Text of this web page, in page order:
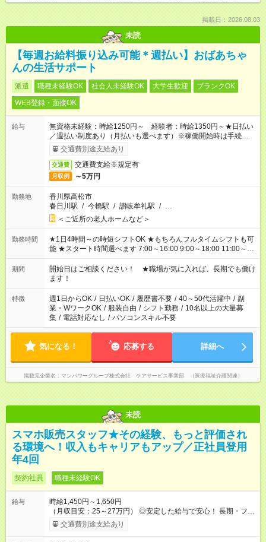
掲載日：2026.08.03
未読
【毎週お給料振り込み可能＊週払い】おばあちゃ
んの生活サポート
派遣 職種未経験OK 社会人未経験OK 大学生歓迎
ブランクOK
WEB登録・面接OK
給与
無資格未経験：時給1250円～ 経験者：時給1350円～★日払い
／週払い制度あり（月払いも選べます）※稼働開始時は手続き完
了次第のお支払いとなります。
交通費別途支給あり
交通費 交通費支給※規定有
月収例 ～5万円
勤務地
香川県高松市
春日川駅 / 今橋駅 / 讃岐牟礼駅 / …
＜ご近所の老人ホームなど＞
勤務時間
★1日4時間～の時短シフトOK ★もちろんフルタイムシフトも可
能 ★スタート時間選べます 7:00～16:00 9:00～18:00 11:00～
20:00 など 残業なし！ ※Wワークの場合、他のお仕事と合わせ
週40時間超の就業はご案内できません ※法令に基づき、週20時
間以上勤務は社会保険への加入対象となります ※労働者派遣法
（日雇い派遣の原則禁止）により、短時間・短期間の就業はご
案内が難しい場合があります
期間
開始日はご相談ください！ ★職場が気に入れば、長期でも働け
ます！
特徴 週1日からOK / 日払いOK / 履歴書不要 / 40～50代活躍中 / 副
業・WワークOK / 服装自由 / シフト勤務 / 10名以上の大量募
集 / 電話対応なし / パソコンスキル不要
気になる！ 応募する 詳細へ
掲載元企業名 マンパワーグループ株式会社 ケアサービス事業部 （医療福祉介護関連）
未読
スマホ販売スタッフ★その経験、もっと評価され
る環境へ！収入もキャリアもアップ／正社員登用
年4回
契約社員 職種未経験OK
給与
時給1,450円～1,650円
（月収目安：25～27万円） ◎安定した給与で安心！ 長期・フル
タイムで勤務いただける方にお越しいただきたいと思っていま
す。シフトが削られることはないので、安定した給与が入りま
交通費別途支給あり